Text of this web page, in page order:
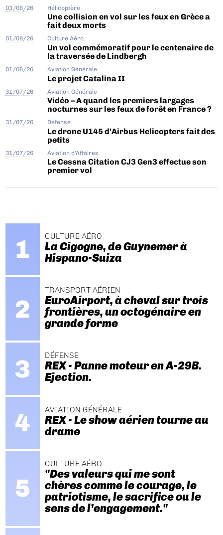
03/08/26 Hélicoptère
Une collision en vol sur les feux en Grèce a
fait deux morts
01/08/26 Culture Aéro
Un vol commémoratif pour le centenaire de
la traversée de Lindbergh
01/08/26 Aviation Générale
Le projet Catalina II
31/07/26 Aviation Générale
Vidéo – A quand les premiers largages
nocturnes sur les feux de forêt en France ?
31/07/26 Défense
Le drone U145 d’Airbus Helicopters fait des
petits
31/07/26 Aviation d'Affaires
Le Cessna Citation CJ3 Gen3 effectue son
premier vol
CULTURE AÉRO
La Cigogne, de Guynemer à
Hispano-Suiza
TRANSPORT AÉRIEN
EuroAirport, à cheval sur trois
frontières, un octogénaire en
grande forme
DÉFENSE
REX - Panne moteur en A-29B.
Ejection.
AVIATION GÉNÉRALE
REX - Le show aérien tourne au
drame
CULTURE AÉRO
"Des valeurs qui me sont
chères comme le courage, le
patriotisme, le sacrifice ou le
sens de l’engagement."